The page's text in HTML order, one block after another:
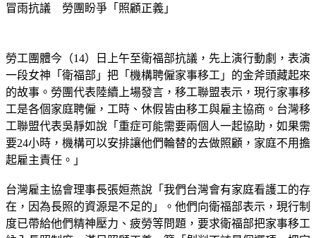
冒雨抗議　勞團盼爭「照顧正義」
勞工團體今（14）日上午至衛福部抗議，先上演行動劇，表演
一段女神「衛福部」把「機構聘僱家事移工」的金斧頭藏起來
的故事。勞團代表陸續上場發言，移工聯盟表示，現行家事移
工是各個家庭聘僱，工時、休假皆由移工與雇主協商。台灣移
工聯盟代表吳靜如說「重症可能需要兩個人一起協助，如果需
要24小時，機構可以安排讓他們輪替的去做照顧，家庭不用擔
起雇主責任。」
台灣雇主協會理事長張姮燕說「我們台灣會有家庭看護工的存
在，因為長照的資源是不足的」。他們向衛福部表示，現行制
度已帶給他們精神壓力、疲勞等問題，要求衛福部把家事移工